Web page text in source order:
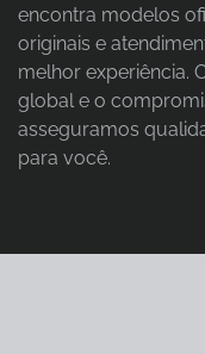
encontra modelos
originais e
melhor experiência.
global e o
asseguramos
para você.